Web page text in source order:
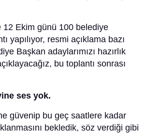
12 Ekim günü 100 belediye
yapılıyor, resmi açıklama bazı
Başkan adaylarımızı hazırlık
bu toplantı sonrası
ses yok.
güvenip bu geç saatlere kadar
bekledik, söz verdiği gibi